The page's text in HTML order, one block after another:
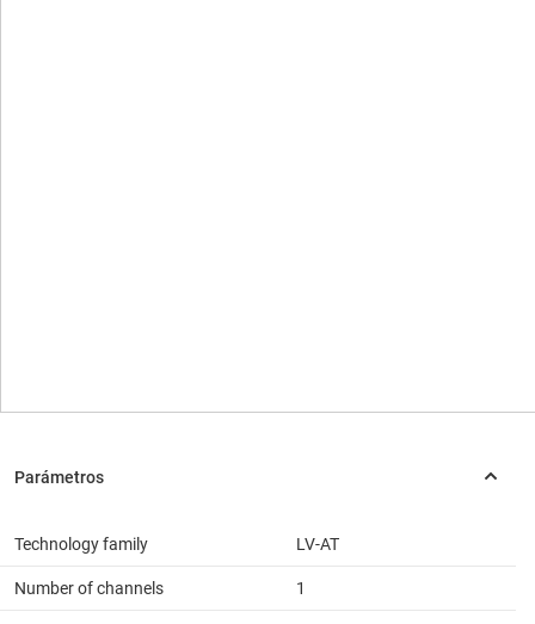
Technology family LV-AT
Number of channels 1